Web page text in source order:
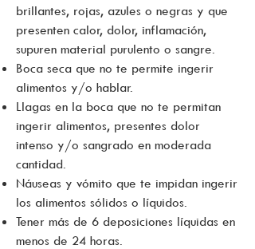
brillantes, rojas, azules o negras y que
presenten calor, dolor, inflamación,
supuren material purulento o sangre.
Boca seca que no te permite ingerir
alimentos y/o hablar.
Llagas en la boca que no te permitan
ingerir alimentos, presentes dolor
intenso y/o sangrado en moderada
cantidad.
Náuseas y vómito que te impidan ingerir
los alimentos sólidos o líquidos.
Tener más de 6 deposiciones líquidas en
menos de 24 horas.